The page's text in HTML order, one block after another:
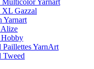
Yarnart
XL Gazzal
Yarnart
YarnArt
Tweed